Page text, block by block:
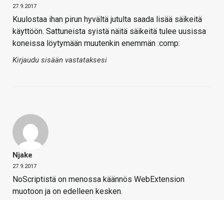
27.9.2017
Kuulostaa ihan pirun hyvältä jutulta saada lisää säikeitä
käyttöön. Sattuneista syistä näitä säikeitä tulee uusissa
koneissa löytymään muutenkin enemmän :comp:
Kirjaudu sisään vastataksesi
Njake
27.9.2017
NoScriptistä on menossa käännös WebExtension
muotoon ja on edelleen kesken.